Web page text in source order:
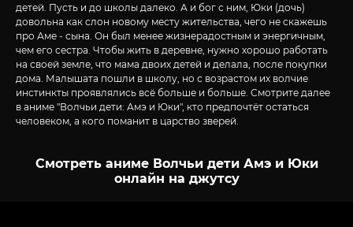
детей. Пусть и до школы далеко. А и бог с ним, Юки (дочь)
довольна как слон новому месту жительства, чего не скажешь
про Аме - сына. Он был менее жизнерадостным и энергичным,
чем его сестра. Чтобы жить в деревне, нужно хорошо работать
на своей земле, что мама двоих детей и делала, после покупки
дома. Малышата пошли в школу, но с возрастом их волчие
инстинкты проявлялись всё больше и больше. Смотрите далее
в аниме "Волчьи дети: Амэ и Юки", кто предпочтёт остаться
человеком, а кого поманит в царство зверей.
Смотреть аниме Волчьи дети Амэ и Юки
онлайн на джутсу